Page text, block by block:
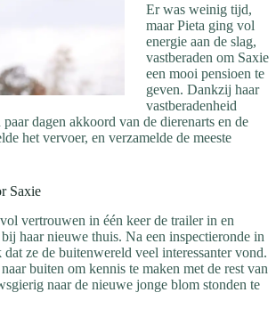
Er was weinig tijd,
maar Pieta ging vol
energie aan de slag,
vastberaden om Saxie
een mooi pensioen te
geven. Dankzij haar
vastberadenheid
dagen akkoord van de dierenarts en de
het vervoer, en verzamelde de meeste
Saxie
vertrouwen in één keer de trailer in en
haar nieuwe thuis. Na een inspectieronde in
ze de buitenwereld veel interessanter vond.
buiten om kennis te maken met de rest van
naar de nieuwe jonge blom stonden te